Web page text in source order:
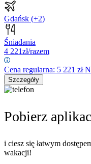
Gdańsk (+2)
Śniadania
4 221zł/razem
Cena regularna: 5 221 zł
Szczegóły
Pobierz
i ciesz się łatwym
wakacji!